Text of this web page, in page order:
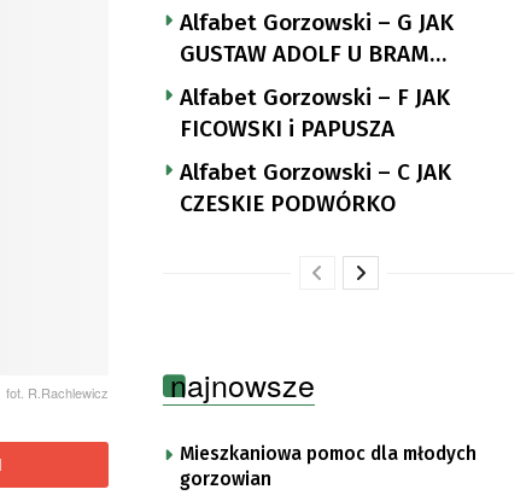
fot. R.Rachlewicz
NUTTGENSA
Alfabet Gorzowski – G JAK
GUSTAW ADOLF U BRAM
LANDSBERGA
Alfabet Gorzowski – F JAK
FICOWSKI i PAPUSZA
Alfabet Gorzowski – C JAK
CZESKIE PODWÓRKO
najnowsze
Mieszkaniowa pomoc dla młodych
gorzowian